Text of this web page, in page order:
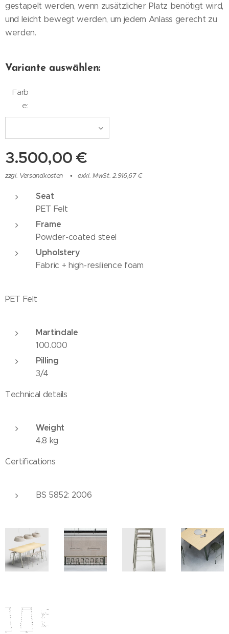
gestapelt werden, wenn zusätzlicher Platz benötigt wird,
und leicht bewegt werden, um jedem Anlass gerecht zu
werden.
Variante auswählen:
Farb
e:
3.500,00 €
zzgl. Versandkosten exkl. MwSt. 2.916,67 €
Seat
PET Felt
Frame
Powder-coated steel
Upholstery
Fabric + high-resilience foam
PET Felt
Martindale
100.000
Pilling
3/4
Technical details
Weight
4.8 kg
Certifications
BS 5852: 2006